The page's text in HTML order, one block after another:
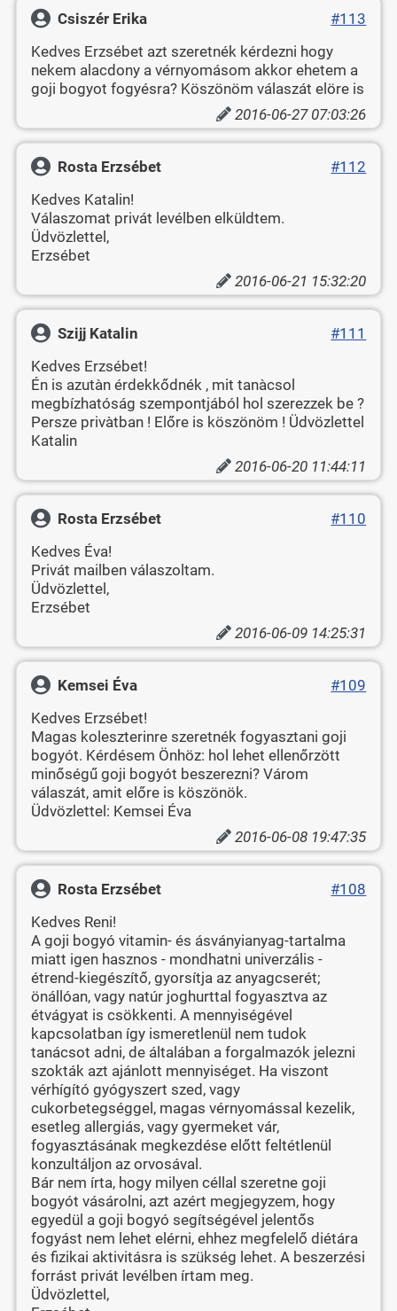
Csiszér Erika
#113
Kedves Erzsébet azt szeretnék kérdezni hogy
nekem alacdony a vérnyomásom akkor ehetem a
goji bogyot fogyésra? Köszönöm válaszát elöre is
2016-06-27 07:03:26
Rosta Erzsébet
#112
Kedves Katalin!
Válaszomat privát levélben elküldtem.
Üdvözlettel,
Erzsébet
2016-06-21 15:32:20
Szijj Katalin
#111
Kedves Erzsébet!
Én is azutàn érdekkődnék , mit tanàcsol
megbízhatóság szempontjából hol szerezzek be ?
Persze privàtban ! Előre is köszönöm ! Üdvözlettel
Katalin
2016-06-20 11:44:11
Rosta Erzsébet
#110
Kedves Éva!
Privát mailben válaszoltam.
Üdvözlettel,
Erzsébet
2016-06-09 14:25:31
Kemsei Éva
#109
Kedves Erzsébet!
Magas koleszterinre szeretnék fogyasztani goji
bogyót. Kérdésem Önhöz: hol lehet ellenőrzött
minőségű goji bogyót beszerezni? Várom
válaszát, amit előre is köszönök.
Üdvözlettel: Kemsei Éva
2016-06-08 19:47:35
Rosta Erzsébet
#108
Kedves Reni!
A goji bogyó vitamin- és ásványianyag-tartalma
miatt igen hasznos - mondhatni univerzális -
étrend-kiegészítő, gyorsítja az anyagcserét;
önállóan, vagy natúr joghurttal fogyasztva az
étvágyat is csökkenti. A mennyiségével
kapcsolatban így ismeretlenül nem tudok
tanácsot adni, de általában a forgalmazók jelezni
szokták azt ajánlott mennyiséget. Ha viszont
vérhígító gyógyszert szed, vagy
cukorbetegséggel, magas vérnyomással kezelik,
esetleg allergiás, vagy gyermeket vár,
fogyasztásának megkezdése előtt feltétlenül
konzultáljon az orvosával.
Bár nem írta, hogy milyen céllal szeretne goji
bogyót vásárolni, azt azért megjegyzem, hogy
egyedül a goji bogyó segítségével jelentős
fogyást nem lehet elérni, ehhez megfelelő diétára
és fizikai aktivitásra is szükség lehet. A beszerzési
forrást privát levélben írtam meg.
Üdvözlettel,